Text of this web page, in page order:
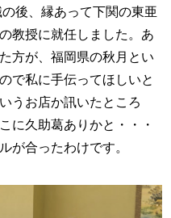
後、縁あって下関の東亜
教授に就任しました。あ
方が、福岡県の秋月とい
で私に手伝ってほしいと
うお店か訊いたところ
に久助葛ありかと・・・
が合ったわけです。